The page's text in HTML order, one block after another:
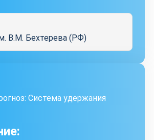
В.М. Бехтерева (РФ)
Система удержания